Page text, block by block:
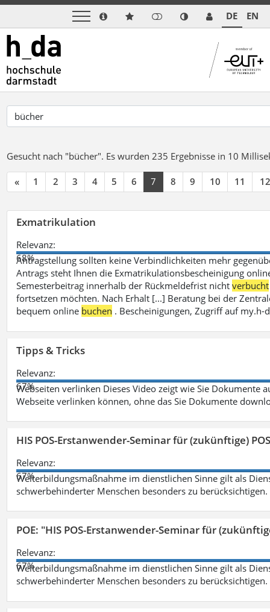
DE EN
Gesucht nach "bücher". Es wurden 235 Ergebnisse in 10
« 1 2 3 4 5 6 7 8 9 10 11 12
Exmatrikulation
Relevanz:
68%
Antragstellung sollten keine Verbindlichkeiten mehr
Antrags steht Ihnen die Exmatrikulationsbescheinigung
Semesterbeitrag innerhalb der Rückmeldefrist nichtverbucht
fortsetzen möchten. Nach Erhalt [...] Beratung bei der
bequem online buchen . Bescheinigungen, Zugriff auf
Tipps & Tricks
Relevanz:
67%
Webseiten verlinken Dieses Video zeigt wie Sie Dokumente
Webseite verlinken können, ohne das Sie Dokumente
HIS POS-Erstanwender-Seminar für (zukünftige)
Relevanz:
67%
Weiterbildungsmaßnahme im dienstlichen Sinne gilt als
schwerbehinderter Menschen besonders zu berücksichtigen.
POE: "HIS POS-Erstanwender-Seminar für
Relevanz:
67%
Weiterbildungsmaßnahme im dienstlichen Sinne gilt als
schwerbehinderter Menschen besonders zu berücksichtigen.